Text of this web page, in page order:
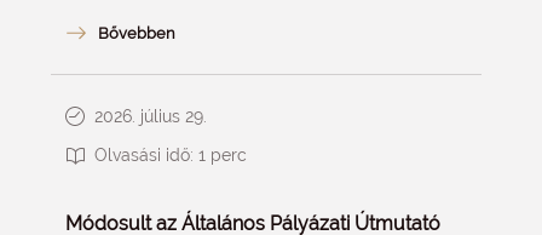
2026. július 29.
Olvasási idő: 1 perc
Módosult az Általános Pályázati Útmutató